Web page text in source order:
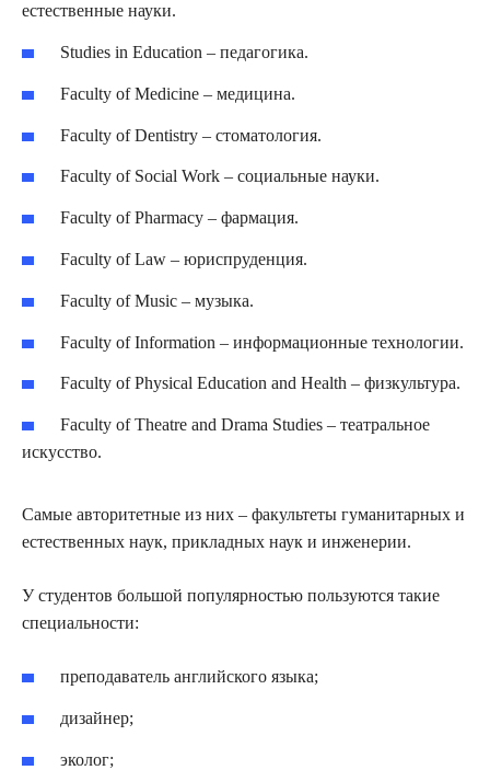
естественные науки.
Studies in Education – педагогика.
Faculty of Medicine – медицина.
Faculty of Dentistry – стоматология.
Faculty of Social Work – социальные науки.
Faculty of Pharmacy – фармация.
Faculty of Law – юриспруденция.
Faculty of Music – музыка.
Faculty of Information – информационные технологии.
Faculty of Physical Education and Health – физкультура.
Faculty of Theatre and Drama Studies – театральное
искусство.
Самые авторитетные из них – факультеты гуманитарных и
естественных наук, прикладных наук и инженерии.
У студентов большой популярностью пользуются такие
специальности:
преподаватель английского языка;
дизайнер;
эколог;